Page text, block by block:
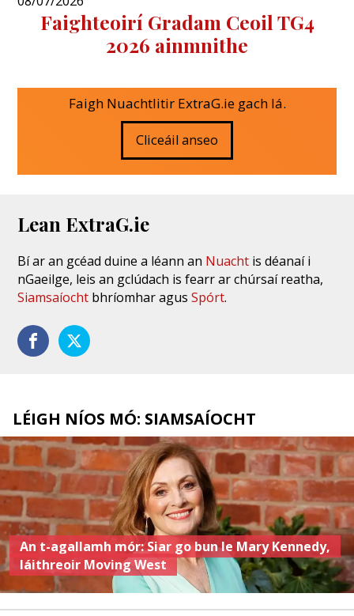
Faighteoirí Gradam Ceoil TG4
2026 ainmnithe
Faigh Nuachtlitir ExtraG.ie gach lá.
Cliceáil anseo
Lean ExtraG.ie
Bí ar an gcéad duine a léann an Nuacht is déanaí i
nGaeilge, leis an gclúdach is fearr ar chúrsaí reatha,
Siamsaíocht bhríomhar agusSpórt.
LÉIGH NÍOS MÓ: SIAMSAÍOCHT
An t-agallamh mór: Siar go bun le Mary Kennedy,
láithreoir Moving West